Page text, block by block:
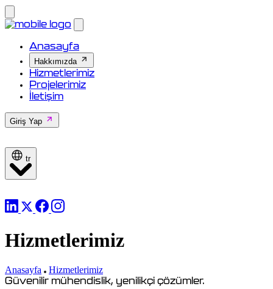
Anasayfa
Hakkımızda
Hizmetlerimiz
Projelerimiz
İletişim
Giriş Yap
tr
Hizmetlerimiz
Anasayfa Hizmetlerimiz
Güvenilir mühendislik, yenilikçi çözümler.